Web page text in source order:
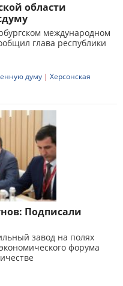
области
международном
глава республики
думу | Херсонская
Подписали
завод на полях
форума